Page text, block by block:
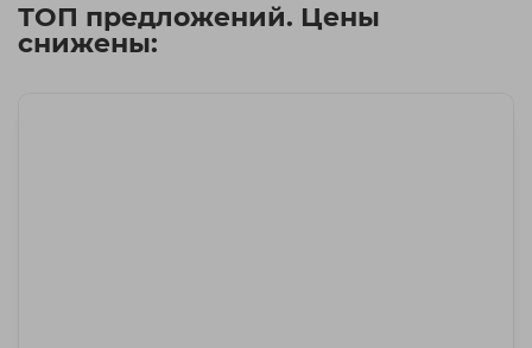
ТОП предложений. Цены
снижены: